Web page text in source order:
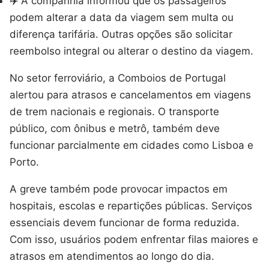
podem alterar a data da viagem sem multa ou
diferença tarifária. Outras opções são solicitar
reembolso integral ou alterar o destino da viagem.
No setor ferroviário, a Comboios de Portugal
alertou para atrasos e cancelamentos em viagens
de trem nacionais e regionais. O transporte
público, com ônibus e metrô, também deve
funcionar parcialmente em cidades como Lisboa e
Porto.
A greve também pode provocar impactos em
hospitais, escolas e repartições públicas. Serviços
essenciais devem funcionar de forma reduzida.
Com isso, usuários podem enfrentar filas maiores e
atrasos em atendimentos ao longo do dia.